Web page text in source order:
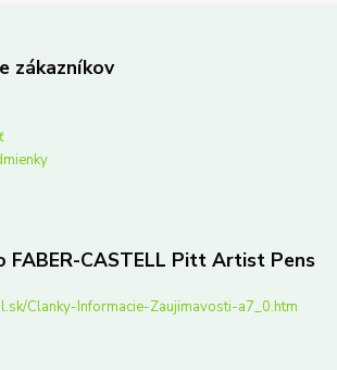
zákazníkov
FABER-CASTELL Pitt Artist Pens
Clanky-Informacie-Zaujimavosti-a7_0.htm